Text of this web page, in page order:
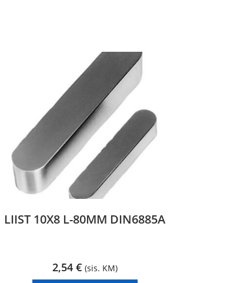
LIIST 10X8 L-80MM DIN6885A
2,54 € (sis. KM)